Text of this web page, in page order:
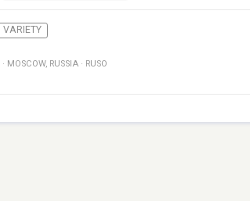
VARIETY
· MOSCOW, RUSSIA · RUSO